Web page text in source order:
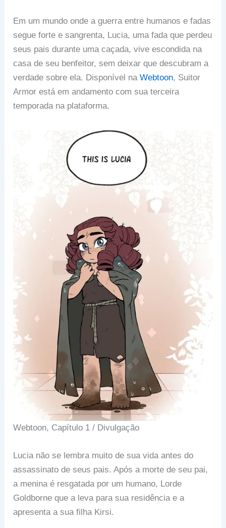
Em um mundo onde a guerra entre humanos e fadas
segue forte e sangrenta, Lucia, uma fada que perdeu
seus pais durante uma caçada, vive escondida na
casa de seu benfeitor, sem deixar que descubram a
verdade sobre ela. Disponível naWebtoon, Suitor
Armor está em andamento com sua terceira
temporada na plataforma.
Webtoon, Capítulo 1 / Divulgação
Lucia não se lembra muito de sua vida antes do
assassinato de seus pais. Após a morte de seu pai,
a menina é resgatada por um humano, Lorde
Goldborne que a leva para sua residência e a
apresenta a sua filha Kirsi.